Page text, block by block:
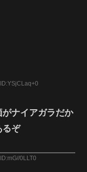
ナイアガラだか
るぞ
0LLT0